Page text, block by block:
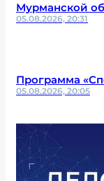
Мурманской
05.08.2026, 20:31
Программа
05.08.2026, 20:05